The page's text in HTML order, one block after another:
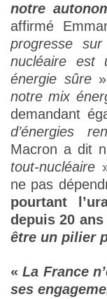
notre
affirmé
progresse
nucléaire est
énergie sûre»
notre mix
demandant
d’énergies
Macron a dit
tout-nucléaire
ne pas
pourtant
depuis 20
être un pilier
«La France
ses